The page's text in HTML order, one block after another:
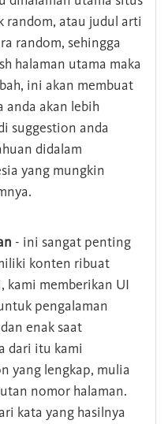
random, atau judul arti
random, sehingga
halaman utama maka
ini akan membuat
anda akan lebih
suggestion anda
didalam
yang mungkin
- ini sangat penting
konten ribuat
kami memberikan UI
pengalaman
enak saat
dari itu kami
yang lengkap, mulia
nomor halaman.
kata yang hasilnya